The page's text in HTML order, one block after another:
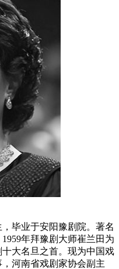
毕业于安阳豫剧院。著名
年拜豫剧大师崔兰田为
大名旦之首。现为中国戏
河南省戏剧家协会副主